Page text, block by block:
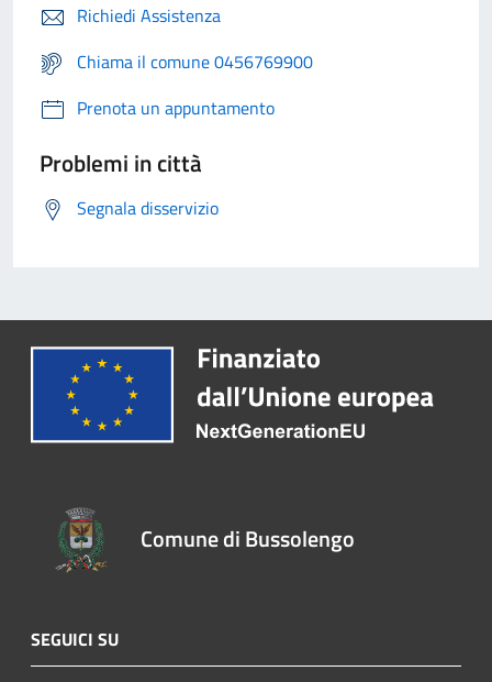
Richiedi Assistenza
Chiama il comune 0456769900
Prenota un appuntamento
Problemi in città
Segnala disservizio
Comune di Bussolengo
SEGUICI SU